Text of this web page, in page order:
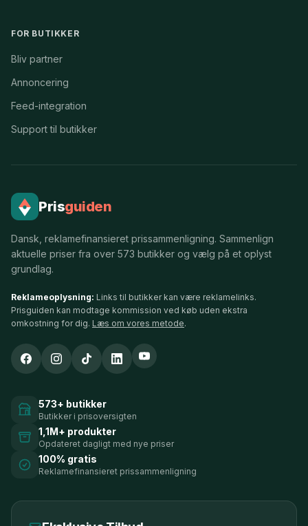
FOR BUTIKKER
Bliv partner
Annoncering
Feed-integration
Support til butikker
Prisguiden
Dansk, reklamefinansieret prissammenligning. Sammenlign
aktuelle priser fra over 573 butikker og vælg på et oplyst
grundlag.
Reklameoplysning: Links til butikker kan være reklamelinks.
Prisguiden kan modtage kommission ved køb uden ekstra
omkostning for dig. Læs om vores metode.
573+ butikker
Butikker i prisoversigten
1,1M+ produkter
Opdateret dagligt med nye priser
100% gratis
Reklamefinansieret prissammenligning